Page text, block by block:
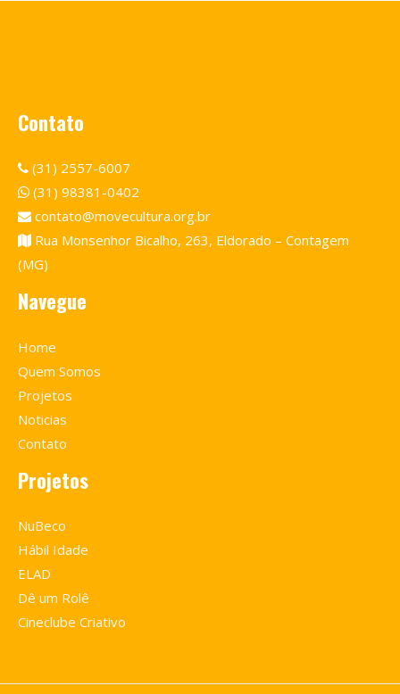
Contato
(31) 2557-6007
(31) 98381-0402
contato@movecultura.org.br
Rua Monsenhor Bicalho, 263, Eldorado – Contagem
(MG)
Navegue
Home
Quem Somos
Projetos
Noticias
Contato
Projetos
NuBeco
Hábil Idade
ELAD
Dê um Rolê
Cineclube Criativo